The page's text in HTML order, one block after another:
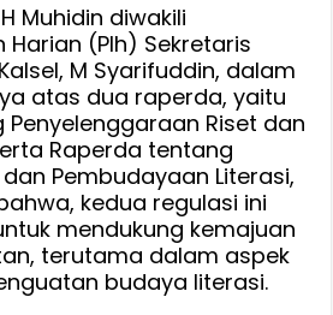
Muhidin diwakili
Harian (Plh) Sekretaris
M Syarifuddin, dalam
atas dua raperda, yaitu
Riset dan
Raperda tentang
Pembudayaan Literasi,
kedua regulasi ini
mendukung kemajuan
terutama dalam aspek
budaya literasi.